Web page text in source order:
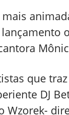
que
DJ
Wzorek-